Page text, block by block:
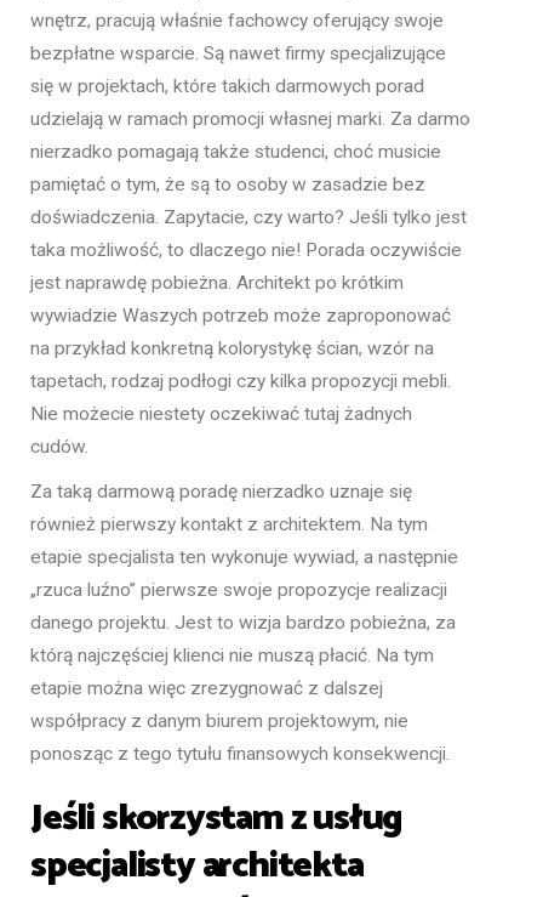
wnętrz, pracują właśnie fachowcy oferujący swoje
bezpłatne wsparcie. Są nawet firmy specjalizujące
się w projektach, które takich darmowych porad
udzielają w ramach promocji własnej marki. Za darmo
nierzadko pomagają także studenci, choć musicie
pamiętać o tym, że są to osoby w zasadzie bez
doświadczenia. Zapytacie, czy warto? Jeśli tylko jest
taka możliwość, to dlaczego nie! Porada oczywiście
jest naprawdę pobieżna. Architekt po krótkim
wywiadzie Waszych potrzeb może zaproponować
na przykład konkretną kolorystykę ścian, wzór na
tapetach, rodzaj podłogi czy kilka propozycji mebli.
Nie możecie niestety oczekiwać tutaj żadnych
cudów.
Za taką darmową poradę nierzadko uznaje się
również pierwszy kontakt z architektem. Na tym
etapie specjalista ten wykonuje wywiad, a następnie
„rzuca luźno” pierwsze swoje propozycje realizacji
danego projektu. Jest to wizja bardzo pobieżna, za
którą najczęściej klienci nie muszą płacić. Na tym
etapie można więc zrezygnować z dalszej
współpracy z danym biurem projektowym, nie
ponosząc z tego tytułu finansowych konsekwencji.
Jeśli skorzystam z usług
specjalisty architekta